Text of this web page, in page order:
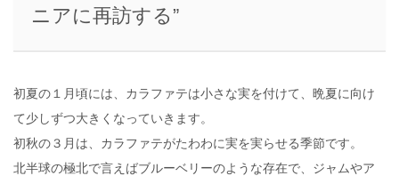
ニアに再訪する”
初夏の１月頃には、カラファテは小さな実を付けて、晩夏に向け
て少しずつ大きくなっていきます。
初秋の３月は、カラファテがたわわに実を実らせる季節です。
北半球の極北で言えばブルーベリーのような存在で、ジャムやア